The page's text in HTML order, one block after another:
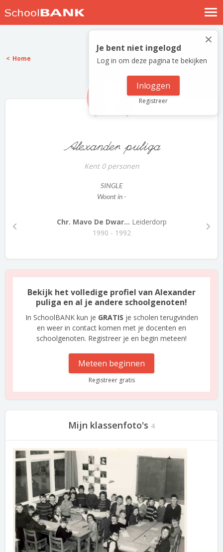
Nostalgische verhalen
Log in
Meld je gratis aan
×
Je bent niet ingelogd
Log in om deze pagina te bekijken
Inloggen
Registreer
Home
Alexander puliga
Kent 0 personen
SINGLE
Woont in -
Chr. Mavo De Dwar... Leiderdorp
1990 - 1992
Bekijk het volledige profiel van Alexander
puliga en al je andere schoolgenoten!
In SchoolBANK kun je GRATIS je scholen terugvinden
en weer in contact komen met je docenten en
schoolgenoten. Registreer je en begin meteen!
Meteen beginnen
Registreer gratis
Mijn klassenfoto's 4